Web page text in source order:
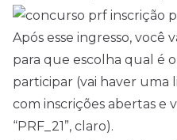
Após esse ingresso, você
para que escolha qual é
participar (vai haver uma
com inscrições abertas e
“PRF_21”, claro).